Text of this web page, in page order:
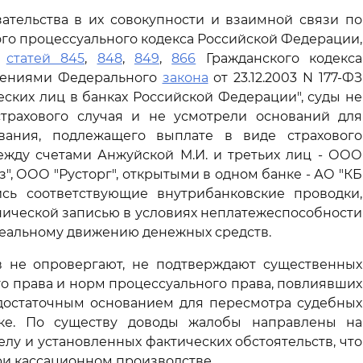
в их совокупности и взаимной связи по
процессуального кодекса Российской Федерации,
статей 845, 848, 849,866 Гражданского кодекса
Федерального закона от 23.12.2003 N 177-ФЗ
лиц в банках Российской Федерации", суды не
случая и не усмотрели оснований для
подлежащего выплате в виде страхового
счетами Анжуйской М.И. и третьих лиц - ООО
ООО "Русторг", открытыми в одном банке - АО "КБ
соответствующие внутрибанковские проводки,
записью в условиях неплатежеспособности
движению денежных средств.
опровергают, не подтверждают существенных
права и норм процессуального права, повлиявших
основанием для пересмотра судебных
По существу доводы жалобы направлены на
и установленных фактических обстоятельств, что